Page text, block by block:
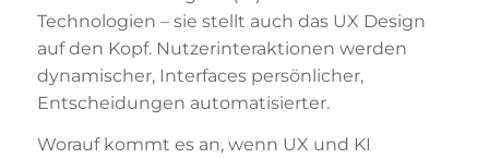
Technologien – sie stellt auch das UX Design
auf den Kopf. Nutzerinteraktionen werden
dynamischer, Interfaces persönlicher,
Entscheidungen automatisierter.
Worauf kommt es an, wenn UX und KI